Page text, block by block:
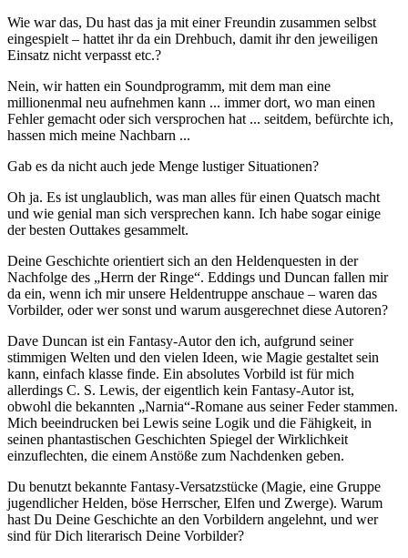
Wie war das, Du hast das ja mit einer Freundin zusammen selbst
eingespielt – hattet ihr da ein Drehbuch, damit ihr den jeweiligen
Einsatz nicht verpasst etc.?
Nein, wir hatten ein Soundprogramm, mit dem man eine
millionenmal neu aufnehmen kann ... immer dort, wo man einen
Fehler gemacht oder sich versprochen hat ... seitdem, befürchte ich,
hassen mich meine Nachbarn ...
Gab es da nicht auch jede Menge lustiger Situationen?
Oh ja. Es ist unglaublich, was man alles für einen Quatsch macht
und wie genial man sich versprechen kann. Ich habe sogar einige
der besten Outtakes gesammelt.
Deine Geschichte orientiert sich an den Heldenquesten in der
Nachfolge des „Herrn der Ringe“. Eddings und Duncan fallen mir
da ein, wenn ich mir unsere Heldentruppe anschaue – waren das
Vorbilder, oder wer sonst und warum ausgerechnet diese Autoren?
Dave Duncan ist ein Fantasy-Autor den ich, aufgrund seiner
stimmigen Welten und den vielen Ideen, wie Magie gestaltet sein
kann, einfach klasse finde. Ein absolutes Vorbild ist für mich
allerdings C. S. Lewis, der eigentlich kein Fantasy-Autor ist,
obwohl die bekannten „Narnia“-Romane aus seiner Feder stammen.
Mich beeindrucken bei Lewis seine Logik und die Fähigkeit, in
seinen phantastischen Geschichten Spiegel der Wirklichkeit
einzuflechten, die einem Anstöße zum Nachdenken geben.
Du benutzt bekannte Fantasy-Versatzstücke (Magie, eine Gruppe
jugendlicher Helden, böse Herrscher, Elfen und Zwerge). Warum
hast Du Deine Geschichte an den Vorbildern angelehnt, und wer
sind für Dich literarisch Deine Vorbilder?